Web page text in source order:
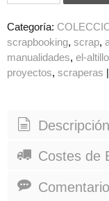
Categoría:
scrapbooking scrap
manualidades el-
proyectos scraperas |
Descripción
Costes de